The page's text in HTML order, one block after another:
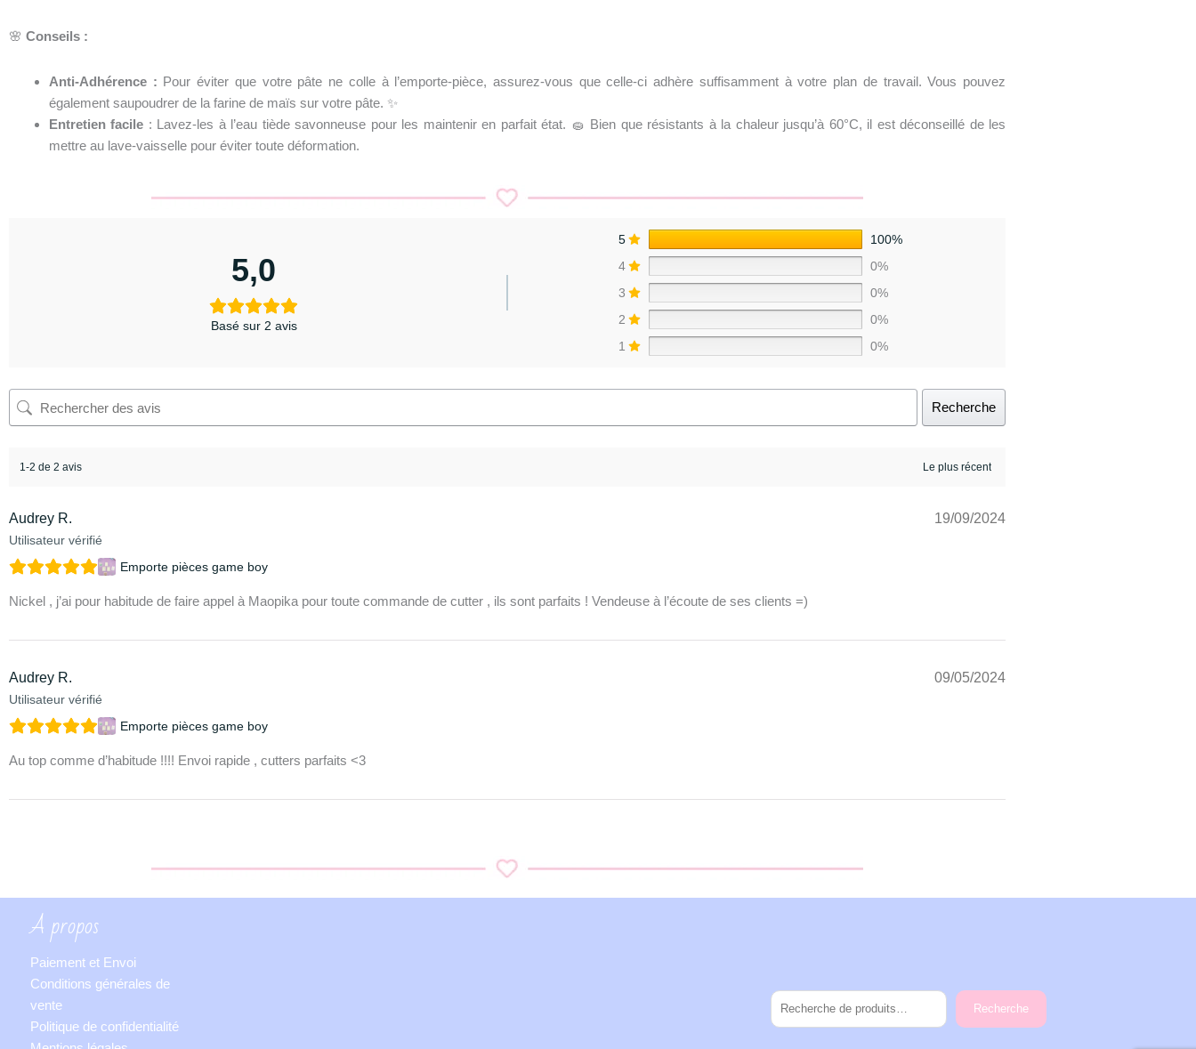
🌸 Conseils :
Anti-Adhérence : Pour éviter que votre pâte ne colle à l’emporte-pièce, assurez-vous que celle-ci adhère suffisamment à votre plan de travail. Vous pouvez
également saupoudrer de la farine de maïs sur votre pâte. ✨
Entretien facile : Lavez-les à l’eau tiède savonneuse pour les maintenir en parfait état. 🧽 Bien que résistants à la chaleur jusqu’à 60°C, il est déconseillé de les
mettre au lave-vaisselle pour éviter toute déformation.
5,0
Basé sur 2 avis
5
100%
4
0%
3
0%
2
0%
1
0%
Recherche
1-2 de 2 avis
Audrey R.
Utilisateur vérifié
19/09/2024
Emporte pièces game boy
Nickel , j’ai pour habitude de faire appel à Maopika pour toute commande de cutter , ils sont parfaits ! Vendeuse à l’écoute de ses clients =)
Audrey R.
Utilisateur vérifié
09/05/2024
Emporte pièces game boy
Au top comme d’habitude !!!! Envoi rapide , cutters parfaits <3
A propos
Paiement et Envoi
Conditions générales de
vente
Politique de confidentialité
Recherche